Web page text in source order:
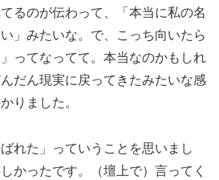
るのが伝わって、「本当に私の名
」みたいな。で、こっち向いたら
ってなってて。本当なのかもしれ
だん現実に戻ってきたみたいな感
りました。
れた」っていうことを思いまし
かったです。（壇上で）言ってく